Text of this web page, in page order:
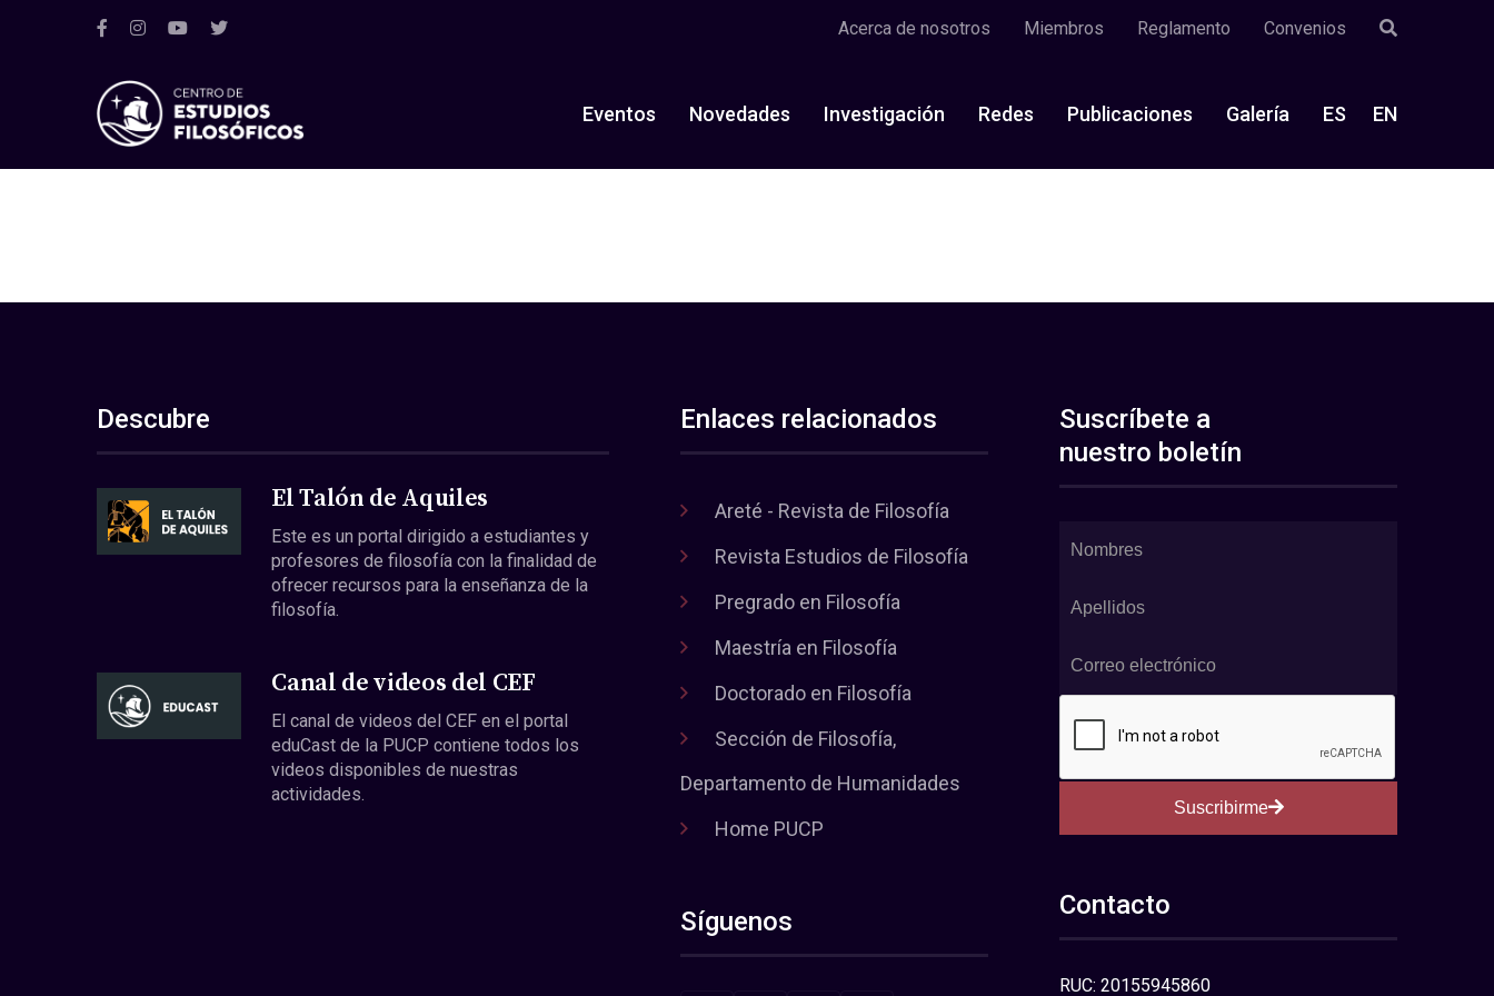
Acerca de nosotros Miembros Reglamento Convenios
Eventos Novedades Investigación Redes Publicaciones Galería ES EN
Descubre
El Talón de Aquiles
Este es un portal dirigido a estudiantes y
profesores de filosofía con la finalidad de
ofrecer recursos para la enseñanza de la
filosofía.
Canal de videos del CEF
El canal de videos del CEF en el portal
eduCast de la PUCP contiene todos los
videos disponibles de nuestras
actividades.
Enlaces relacionados
Areté - Revista de Filosofía
Revista Estudios de Filosofía
Pregrado en Filosofía
Maestría en Filosofía
Doctorado en Filosofía
Sección de Filosofía,
Departamento de Humanidades
Home PUCP
Síguenos
Suscríbete a
nuestro boletín
Suscribirme
Contacto
RUC: 20155945860